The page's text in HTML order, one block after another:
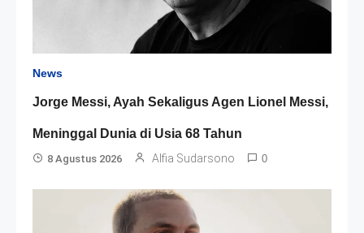
News
Jorge Messi, Ayah Sekaligus Agen Lionel Messi,
Meninggal Dunia di Usia 68 Tahun
8 Agustus 2026 Alfia Sudarsono 0